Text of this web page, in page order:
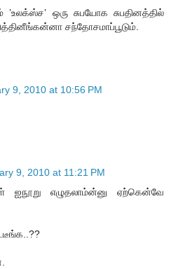
’உலக்ஸ்ச’ ஒரு சுபயோக சுபதினத்தில்
சந்தோசமாப்பூடும்.
9, 2010 at 10:56 PM
9, 2010 at 11:21 PM
எழுதலாம்ன்னு ஏற்கென்வே